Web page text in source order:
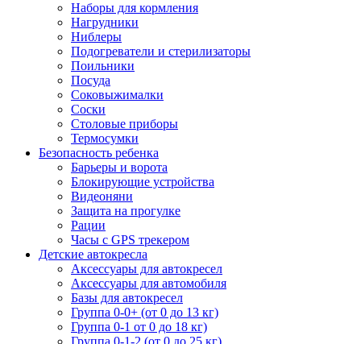
Наборы для кормления
Нагрудники
Ниблеры
Подогреватели и стерилизаторы
Поильники
Посуда
Соковыжималки
Соски
Столовые приборы
Термосумки
Безопасность ребенка
Барьеры и ворота
Блокирующие устройства
Видеоняни
Защита на прогулке
Рации
Часы с GPS трекером
Детские автокресла
Аксессуары для автокресел
Аксессуары для автомобиля
Базы для автокресел
Группа 0-0+ (от 0 до 13 кг)
Группа 0-1 от 0 до 18 кг)
Группа 0-1-2 (от 0 до 25 кг)